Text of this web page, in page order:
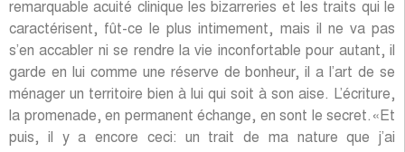
remarquable acuité clinique les bizarreries et les traits qui le
caractérisent, fût-ce le plus intimement, mais il ne va pas
s’en accabler ni se rendre la vie inconfortable pour autant, il
garde en lui comme une réserve de bonheur, il a l’art de se
ménager un territoire bien à lui qui soit à son aise. L’écriture,
la promenade, en permanent échange, en sont le secret.«Et
puis, il y a encore ceci: un trait de ma nature que j’ai